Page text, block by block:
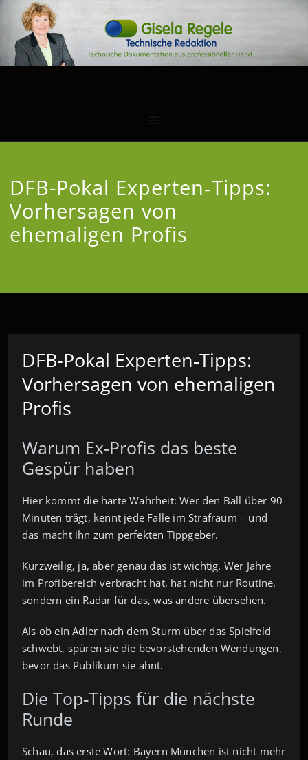
DFB-Pokal Experten‑Tipps:
Vorhersagen von
ehemaligen Profis
DFB-Pokal Experten‑Tipps:
Vorhersagen von ehemaligen
Profis
Warum Ex‑Profis das beste
Gespür haben
Hier kommt die harte Wahrheit: Wer den Ball über 90
Minuten trägt, kennt jede Falle im Strafraum – und
das macht ihn zum perfekten Tippgeber.
Kurzweilig, ja, aber genau das ist wichtig. Wer Jahre
im Profibereich verbracht hat, hat nicht nur Routine,
sondern ein Radar für das, was andere übersehen.
Als ob ein Adler nach dem Sturm über das Spielfeld
schwebt, spüren sie die bevorstehenden Wendungen,
bevor das Publikum sie ahnt.
Die Top‑Tipps für die nächste
Runde
Schau, das erste Wort: Bayern München ist nicht mehr